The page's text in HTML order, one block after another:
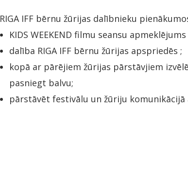
RIGA IFF bērnu žūrijas dalībnieku
KIDS WEEKEND filmu seansu
dalība RIGA IFF bērnu žūrijas apspriedēs ;
kopā ar pārējiem žūrijas pārstāvjiem
pasniegt balvu;
pārstāvēt festivālu un žūriju komunikācijā